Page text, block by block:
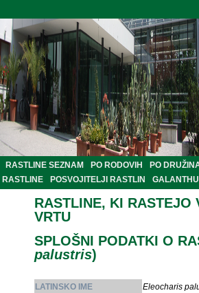
RASTLINE SEZNAM PO RODOVIH PO
RASTLINE
POSVOJITELJI RASTLIN
RASTLINE, KI RASTEJO
VRTU
SPLOŠNI PODATKI O
palustris)
LATINSKO IME
Eleocharis